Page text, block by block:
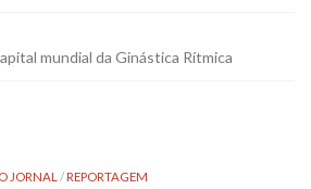
mundial da Ginástica Rítmica
JORNAL /REPORTAGEM